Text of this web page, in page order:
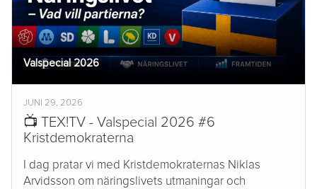
Valspecial 2026
JUNI 29, 2026
📺 TEX!TV - Valspecial 2026 #6
Kristdemokraterna
I dag pratar vi med Kristdemokraternas Niklas
Arvidsson om näringslivets utmaningar och